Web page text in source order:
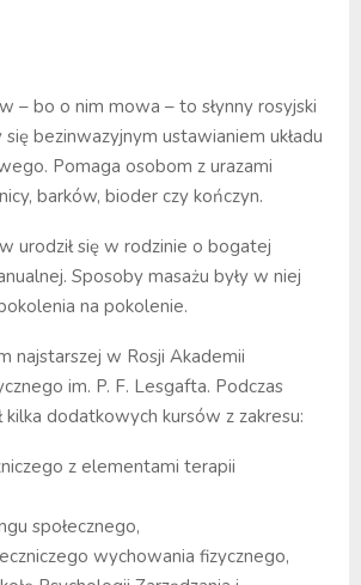
– bo o nim mowa – to słynny rosyjski
się bezinwazyjnym ustawianiem układu
Pomaga osobom z urazami
barków, bioder czy kończyn.
urodził się w rodzinie o bogatej
Sposoby masażu były w niej
na pokolenie.
najstarszej w Rosji Akademii
im. P. F. Lesgafta. Podczas
kilka dodatkowych kursów z zakresu:
z elementami terapii
społecznego,
wychowania fizycznego,